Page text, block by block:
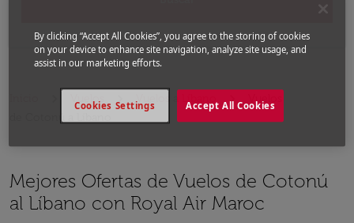
Vuelos Vuelos a Líbano
Vuelos
Mejores Ofertas de Vuelos de Cotonú
al Líbano con Royal Air Maroc
By clicking “Accept All Cookies”, you agree to the storing of cookies
on your device to enhance site navigation, analyze site usage, and
assist in our marketing efforts.
Accept All Cookies
Cookies Settings